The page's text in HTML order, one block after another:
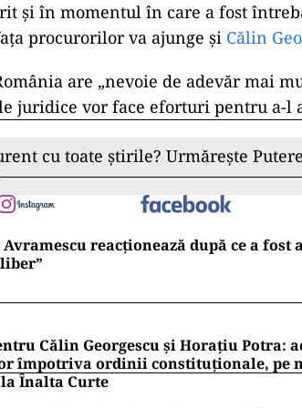
și în momentul în care a fost
procurorilor va ajunge și Călin
are „nevoie de adevăr mai
juridice vor face eforturi pentru a-l
cu toate știrile? Urmărește
Avramescu reacționează după ce a fost
Călin Georgescu și Horațiu Potra:
împotriva ordinii constituționale, pe
Înalta Curte